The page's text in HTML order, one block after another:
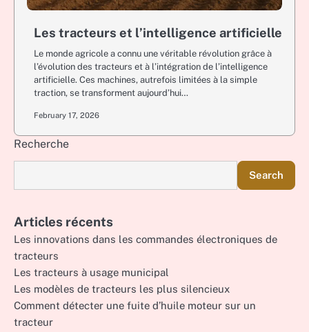
Les tracteurs et l’intelligence artificielle
Le monde agricole a connu une véritable révolution grâce à
l’évolution des tracteurs et à l’intégration de l’intelligence
artificielle. Ces machines, autrefois limitées à la simple
traction, se transforment aujourd’hui…
February 17, 2026
Recherche
Search
Articles récents
Les innovations dans les commandes électroniques de
tracteurs
Les tracteurs à usage municipal
Les modèles de tracteurs les plus silencieux
Comment détecter une fuite d’huile moteur sur un
tracteur